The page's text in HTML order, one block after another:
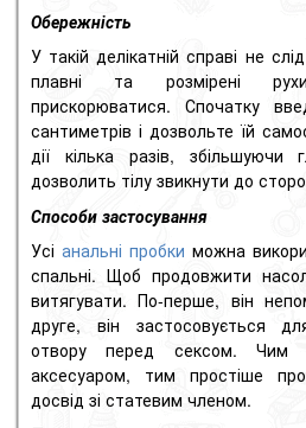
Обережність
У такій делікатній справі не
плавні та розмірені
прискорюватися.
Спочатку
сантиметрів і дозвольте їй
дії кілька разів, збільшуючи
дозволить тілу звикнути до
Способи застосування
Усі анальні пробки можна
спальні. Щоб продовжити
витягувати. По-перше, він
друге, він застосовується
отвору перед сексом.
Чим
аксесуаром, тим простіше
досвід зі статевим членом.